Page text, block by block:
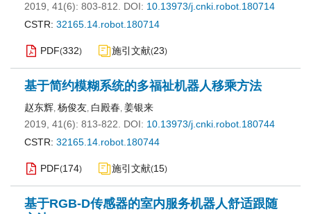
2019, 41(6): 803-812.
DOI: 10.13973/j.cnki.robot.180714
CSTR: 32165.14.robot.180714
PDF(332) 施引文献(23)
基于简约模糊系统的多福祉机器人移乘方法
赵东辉, 杨俊友, 白殿春, 姜银来
2019, 41(6): 813-822.
DOI: 10.13973/j.cnki.robot.180744
CSTR: 32165.14.robot.180744
PDF(174) 施引文献(15)
基于RGB-D传感器的室内服务机器人舒适跟随